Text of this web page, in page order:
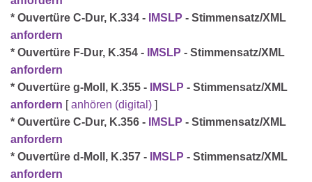
* Ouvertüre C-Dur, K.334 -
IMSLP - Stimmensatz/XML
anfordern
* Ouvertüre F-Dur, K.354 -
IMSLP - Stimmensatz/XML
anfordern
* Ouvertüre g-Moll, K.355 -
IMSLP - Stimmensatz/XML
anfordern [anhören (digital) ]
* Ouvertüre C-Dur, K.356 -
IMSLP - Stimmensatz/XML
anfordern
* Ouvertüre d-Moll, K.357 -
IMSLP - Stimmensatz/XML
anfordern